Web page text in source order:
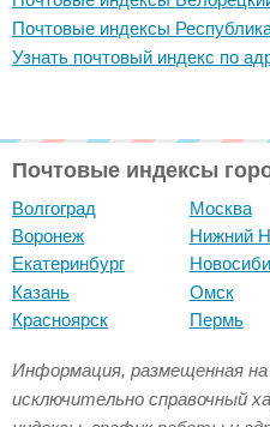
Почтовые индексы
Узнать почтовый индекс по
Почтовые индексы
Волгоград
Воронеж
Екатеринбург
Казань
Красноярск
Москва
Нижний
Омск
Пермь
Информация, размещенная
исключительно справочный